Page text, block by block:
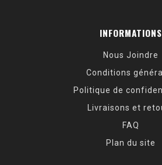
INFORMATIONS
Nous Joindre
Conditions
Politique de
Livraisons et
FAQ
Plan du site